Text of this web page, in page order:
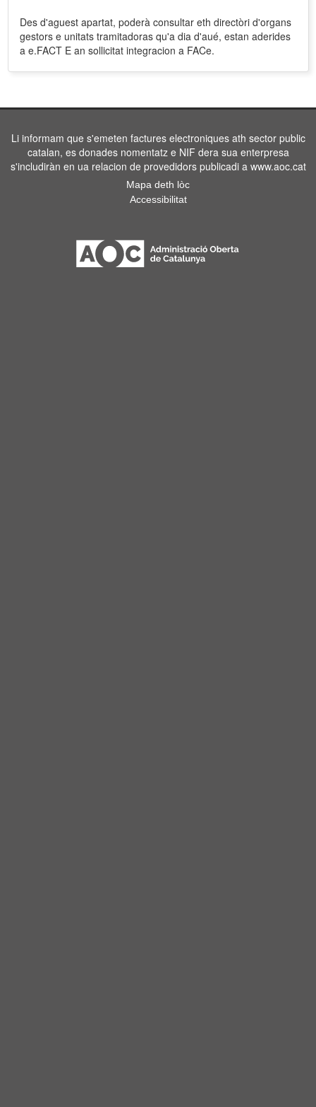
Des d'aguest apartat, poderà consultar eth directòri d'organs
gestors e unitats tramitadoras qu'a dia d'aué, estan aderides
a e.FACT E an sollicitat integracion a FACe.
Li informam que s'emeten factures electroniques ath sector public
catalan, es donades nomentatz e NIF dera sua enterpresa
s'includiràn en ua relacion de provedidors publicadi a www.aoc.cat
Mapa deth lòc
Accessibilitat